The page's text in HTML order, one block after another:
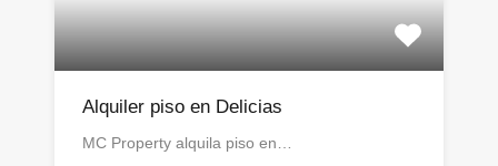
Alquiler piso en Delicias
MC Property alquila piso en…